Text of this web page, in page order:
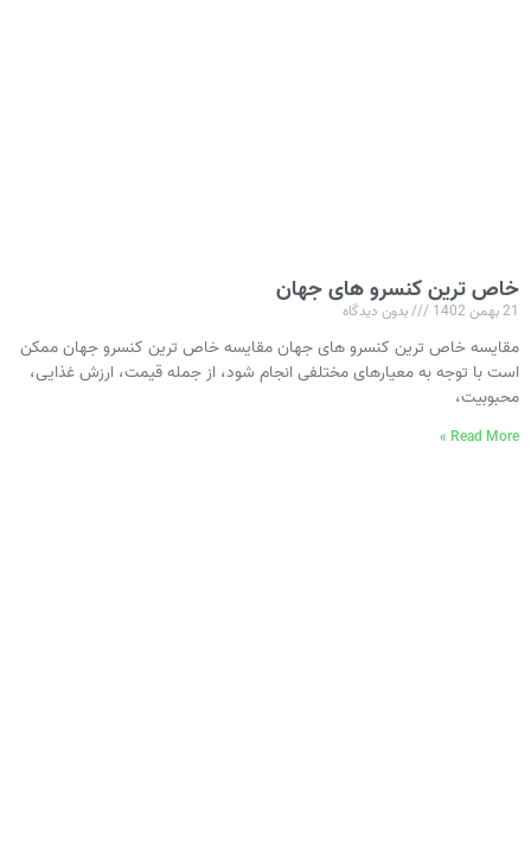
خاص ترین کنسرو های جهان
21 بهمن 1402 بدون دیدگاه
مقایسه خاص ترین کنسرو های جهان مقایسه خاص ترین کنسرو جهان ممکن
است با توجه به معیارهای مختلفی انجام شود، از جمله قیمت، ارزش غذایی،
محبوبیت،
Read More »